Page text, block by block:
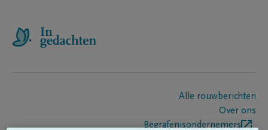
Alle rouwberichten
Over ons
Begrafenisondernemers